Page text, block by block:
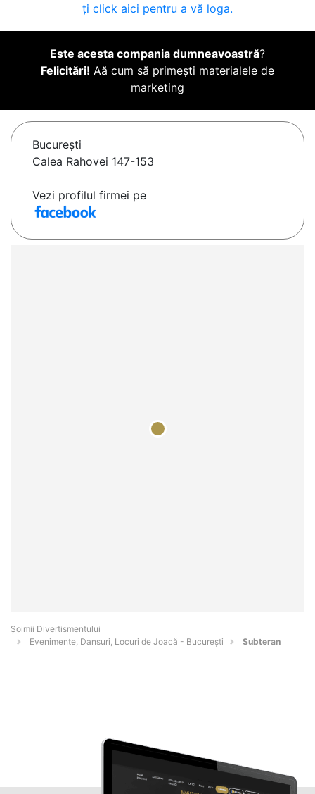
ți click aici pentru a vă loga.
Este acesta compania dumneavoastră?
Felicitări! Aă cum să primești materialele de
marketing
Bucureşti
Calea Rahovei 147-153
Vezi profilul firmei pe
Şoimii Divertismentului
Evenimente, Dansuri, Locuri de Joacă - Bucureşti
Subteran